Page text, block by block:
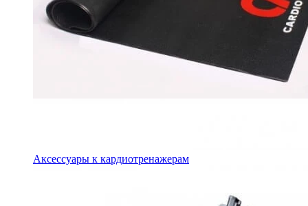
Аксессуары к кардиотренажерам